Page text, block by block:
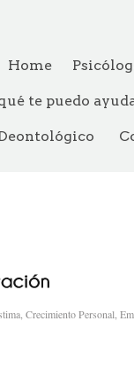
Home
te puedo
Crecimiento Personal